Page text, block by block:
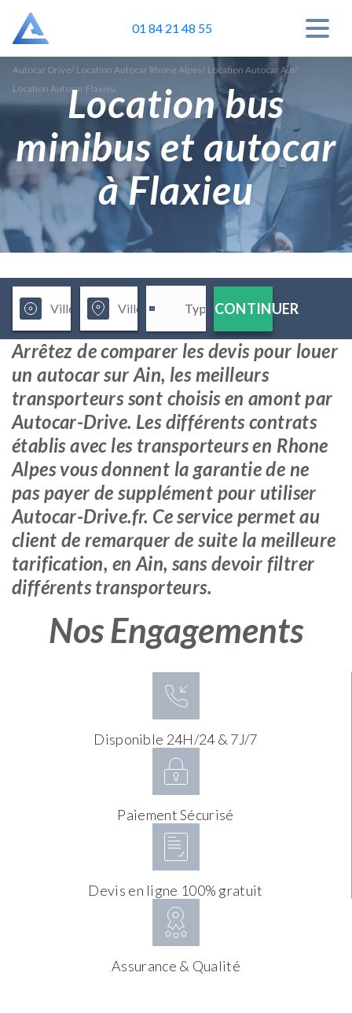
01 84 21 48 55
Autocar Drive/ Location Autocar Rhone Alpes/ Location Autocar Ain/
Location Autocar FlaxieuLocation bus
minibus et autocar
à Flaxieu
CONTINUER
Arrêtez de comparer les devis pour louer
un autocar sur Ain, les meilleurs
transporteurs sont choisis en amont par
Autocar-Drive. Les différents contrats
établis avec les transporteurs en Rhone
Alpes vous donnent la garantie de ne
pas payer de supplément pour utiliser
Autocar-Drive.fr. Ce service permet au
client de remarquer de suite la meilleure
tarification, en Ain, sans devoir filtrer
différents transporteurs.
Nos Engagements
Disponible 24H/24 & 7J/7
Paiement Sécurisé
Devis en ligne 100% gratuit
Assurance & Qualité